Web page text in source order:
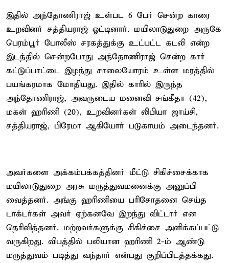
இதில் அந்தோணிராஜ் உள்பட 6 பேர் சென்ற காரை
உறவினர் சத்தியராஜ் ஓட்டினார். மயிலாடுதுறை அருகே
பெரம்பூர் போலீஸ் சரகத்துக்கு உட்பட்ட கடலி என்ற
இடத்தில் சென்றபோது அந்தோணிராஜ் சென்ற கார்
கட்டுப்பாட்டை இழந்து சாலையோரம் உள்ள மரத்தில்
பயங்கரமாக மோதியது. இதில் காரில் இருந்த
அந்தோணிராஜ், அவருடைய மனைவி சங்கீதா (42),
மகள் ஹரிணி (20), உறவினர்கள் லிபியா ஜாய்சி,
சத்தியராஜ், பிரேமா ஆகியோர் படுகாயம் அடைந்தனர்.
அவர்களை அக்கம்பக்கத்தினர் மீட்டு சிகிச்சைக்காக
மயிலாடுதுறை அரசு மருத்துவமனைக்கு அனுப்பி
வைத்தனர். அங்கு ஹரிணியை பரிசோதனை செய்த
டாக்டர்கள் அவர் ஏற்கனவே இறந்து விட்டார் என
தெரிவித்தனர். மற்றவர்களுக்கு சிகிச்சை அளிக்கப்பட்டு
வருகிறது. விபத்தில் பலியான ஹரிணி 2-ம் ஆண்டு
மருத்துவம் படித்து வந்தார் என்பது குறிப்பிடத்தக்கது.